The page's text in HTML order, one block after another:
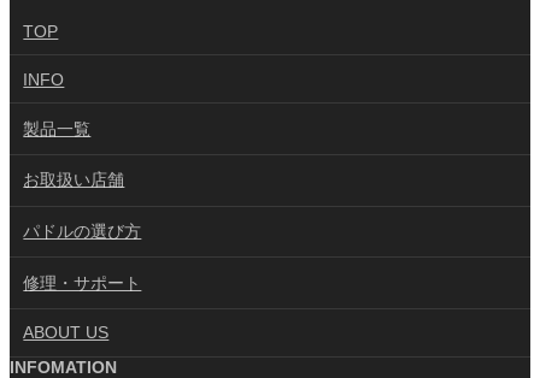
TOP
INFO
製品一覧
お取扱い店舗
パドルの選び方
修理・サポート
ABOUT US
INFOMATION